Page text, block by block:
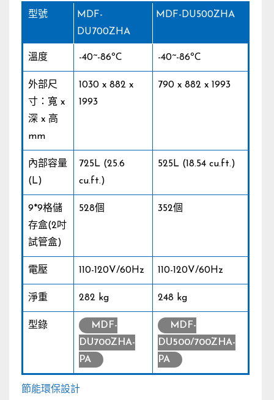
型號
MDF-
DU700ZHA
MDF-DU500ZHA
溫度 -40~-86ºC -40~-86ºC
外部尺
寸：寬 x
深 x 高
mm
1030 x 882 x
1993
790 x 882 x 1993
內部容量
(L)
725L (25.6
cu.ft.)
525L (18.54 cu.ft.)
9*9格儲
存盒(2吋
試管盒)
528個 352個
電壓 110-120V/60Hz 110-120V/60Hz
淨重 282 kg 248 kg
型錄
MDF-
DU700ZHA-
PA
MDF-
DU500/700ZHA-
PA
節能環保設計